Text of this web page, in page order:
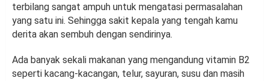
terbilang sangat ampuh untuk mengatasi permasalahan
yang satu ini. Sehingga sakit kepala yang tengah kamu
derita akan sembuh dengan sendirinya.
Ada banyak sekali makanan yang mengandung vitamin B2
seperti kacang-kacangan, telur, sayuran, susu dan masih